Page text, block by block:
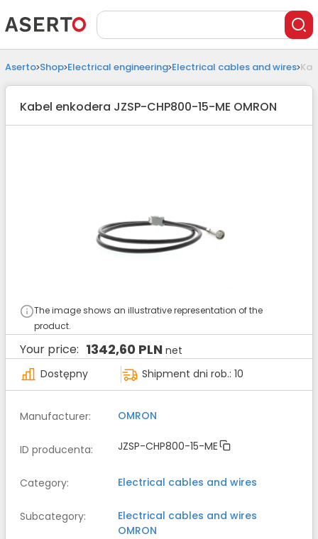
Aserto Shop Electrical engineering Electrical cables and wires
Kabel enkodera JZSP-CHP800-15-ME OMRON
The image shows an illustrative representation of the
product.
Your price: 1342,60 PLN net
Dostępny
Shipment dni rob.: 10
Manufacturer: OMRON
ID producenta: JZSP-CHP800-15-ME
Category: Electrical cables and wires
Subcategory:
Electrical cables and wires
OMRON